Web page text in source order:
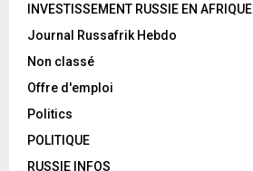
INVESTISSEMENT RUSSIE EN AFRIQUE
Journal Russafrik Hebdo
Non classé
Offre d'emploi
Politics
POLITIQUE
RUSSIE INFOS